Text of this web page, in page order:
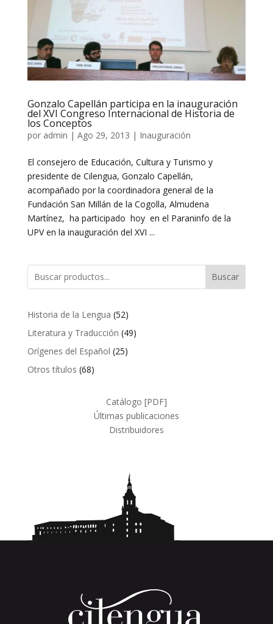
Gonzalo Capellán participa en la inauguración
del XVI Congreso Internacional de Historia de
los Conceptos
por admin | Ago 29, 2013 | Inauguración
El consejero de Educación, Cultura y Turismo y
presidente de Cilengua, Gonzalo Capellán,
acompañado por la coordinadora general de la
Fundación San Millán de la Cogolla, Almudena
Martínez, ha participado hoy en el Paraninfo de la
UPV en la inauguración del XVI ...
Buscar
Historia de la Lengua 5252
productos
Literatura y Traducción 4949
Orígenes del Español 2525
Otros títulos 6868
Catálogo [PDF]
Últimas publicaciones
Distribuidores